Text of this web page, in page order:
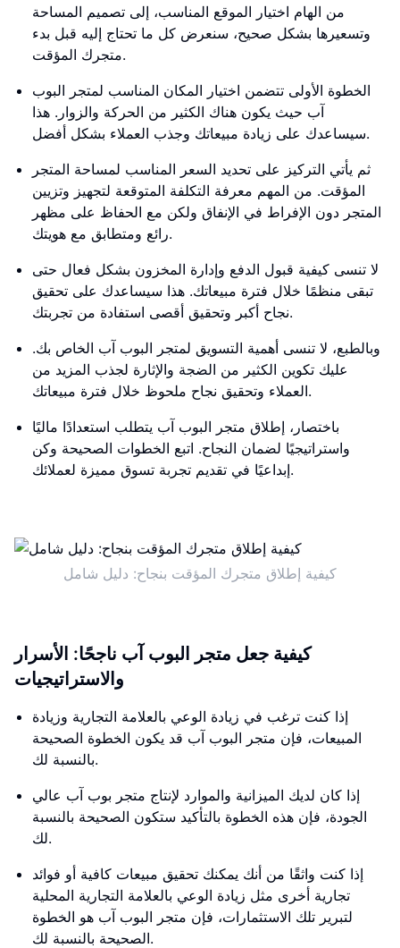
من الهام اختيار الموقع المناسب، إلى تصميم المساحة
وتسعيرها بشكل صحيح، سنعرض كل ما تحتاج إليه قبل بدء
متجرك المؤقت.
الخطوة الأولى تتضمن اختيار المكان المناسب لمتجر البوب
آب حيث يكون هناك الكثير من الحركة والزوار. هذا
سيساعدك على زيادة مبيعاتك وجذب العملاء بشكل أفضل.
ثم يأتي التركيز على تحديد السعر المناسب لمساحة المتجر
المؤقت. من المهم معرفة التكلفة المتوقعة لتجهيز وتزيين
المتجر دون الإفراط في الإنفاق ولكن مع الحفاظ على مظهر
رائع ومتطابق مع هويتك.
لا تنسى كيفية قبول الدفع وإدارة المخزون بشكل فعال حتى
تبقى منظمًا خلال فترة مبيعاتك. هذا سيساعدك على تحقيق
نجاح أكبر وتحقيق أقصى استفادة من تجربتك.
وبالطبع، لا تنسى أهمية التسويق لمتجر البوب آب الخاص بك.
عليك تكوين الكثير من الضجة والإثارة لجذب المزيد من
العملاء وتحقيق نجاح ملحوظ خلال فترة مبيعاتك.
باختصار، إطلاق متجر البوب آب يتطلب استعدادًا ماليًا
واستراتيجيًا لضمان النجاح. اتبع الخطوات الصحيحة وكن
إبداعيًا في تقديم تجربة تسوق مميزة لعملائك.
كيفية إطلاق متجرك المؤقت بنجاح: دليل شامل
كيفية جعل متجر البوب ​​آب ناجحًا: الأسرار
والاستراتيجيات
إذا كنت ترغب في زيادة الوعي بالعلامة التجارية وزيادة
المبيعات، فإن متجر البوب ​​آب قد يكون الخطوة الصحيحة
بالنسبة لك.
إذا كان لديك الميزانية والموارد لإنتاج متجر بوب ​​آب عالي
الجودة، فإن هذه الخطوة بالتأكيد ستكون الصحيحة بالنسبة
لك.
إذا كنت واثقًا من أنك يمكنك تحقيق مبيعات كافية أو فوائد
تجارية أخرى مثل زيادة الوعي بالعلامة التجارية المحلية
لتبرير تلك الاستثمارات، فإن متجر البوب ​​آب هو الخطوة
الصحيحة بالنسبة لك.